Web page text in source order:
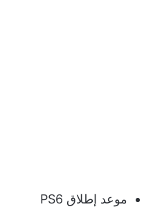
موعد إطلاق PS6